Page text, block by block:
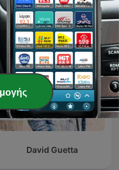
David Guetta